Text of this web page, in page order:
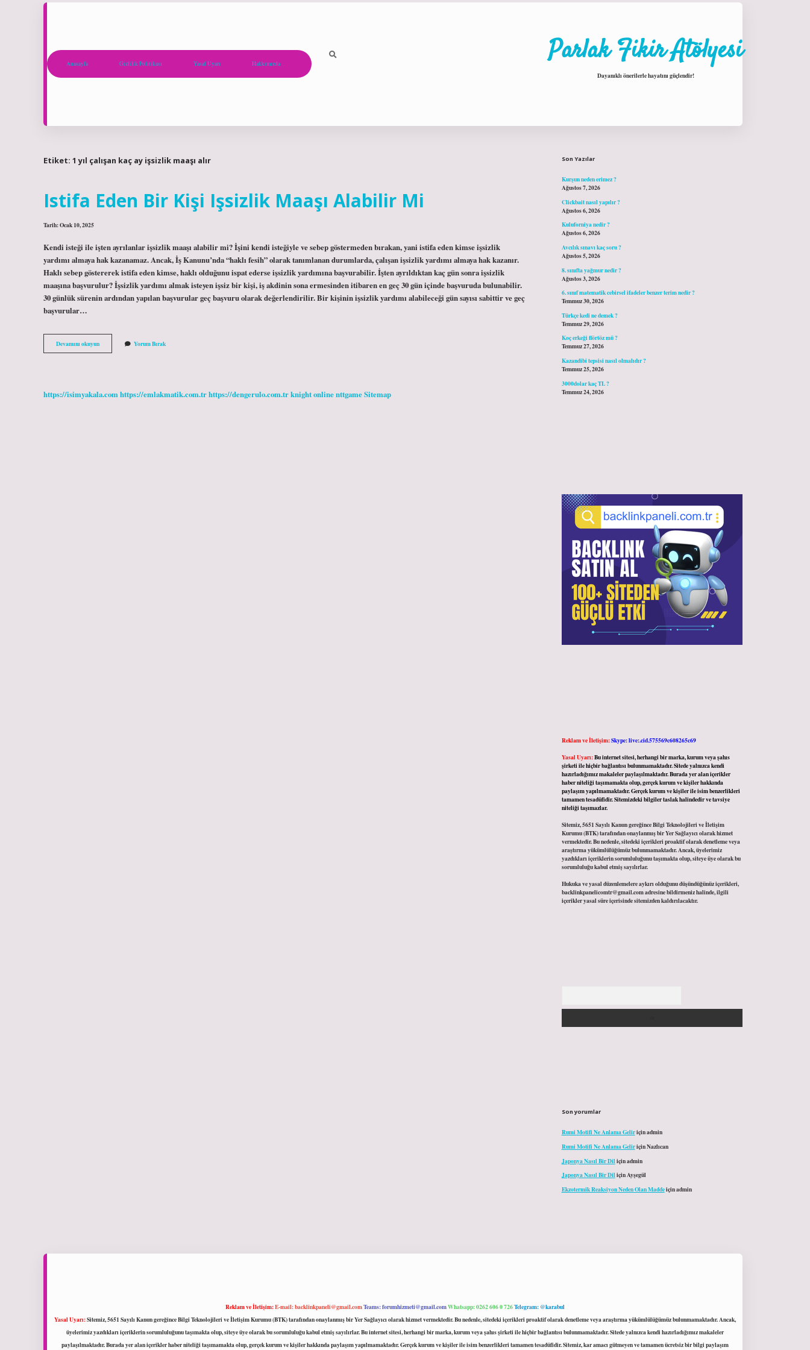
Anasayfa Gizlilik Politikası Yasal Uyarı Hakkımızda Parlak Fikir Atölyesi
Dayanıklı önerilerle hayatını güçlendir!
Etiket: 1 yıl çalışan kaç ay işsizlik maaşı alır
Istifa Eden Bir Kişi Işsizlik Maaşı Alabilir Mi
Tarih: Ocak 10, 2025
Kendi isteği ile işten ayrılanlar işsizlik maaşı alabilir mi? İşini kendi isteğiyle ve sebep göstermeden bırakan, yani istifa eden kimse işsizlik
yardımı almaya hak kazanamaz. Ancak, İş Kanunu’nda “haklı fesih” olarak tanımlanan durumlarda, çalışan işsizlik yardımı almaya hak kazanır.
Haklı sebep göstererek istifa eden kimse, haklı olduğunu ispat ederse işsizlik yardımına başvurabilir. İşten ayrıldıktan kaç gün sonra işsizlik
maaşına başvurulur? İşsizlik yardımı almak isteyen işsiz bir kişi, iş akdinin sona ermesinden itibaren en geç 30 gün içinde başvuruda bulunabilir.
30 günlük sürenin ardından yapılan başvurular geç başvuru olarak değerlendirilir. Bir kişinin işsizlik yardımı alabileceği gün sayısı sabittir ve geç
başvurular…
Devamını okuyunIstifa
Eden
Alabilir
Yorum Bırak
https://isimyakala.comhttps://emlakmatik.com.trhttps://dengerulo.com.trknight onlinenttgameSitemap
Son Yazılar
Kurşun neden erimez ?
Ağustos 7, 2026
Clickbait nasıl yapılır ?
Ağustos 6, 2026
Kuluforniya nedir ?
Ağustos 6, 2026
Avcılık sınavı kaç soru ?
Ağustos 5, 2026
8. sınıfta yağmur nedir ?
Ağustos 3, 2026
6. sınıf matematik cebirsel ifadeler benzer terim nedir ?
Temmuz 30, 2026
Türkçe kedi ne demek ?
Temmuz 29, 2026
Koç erkeği flörtöz mü ?
Temmuz 27, 2026
Kazandibi tepsisi nasıl olmalıdır ?
Temmuz 25, 2026
3000dolar kaç TL ?
Temmuz 24, 2026
Reklam ve İletişim:Skype: live:.cid.575569c608265c69
Yasal Uyarı:Bu internet sitesi, herhangi bir marka, kurum veya şahıs
şirketi ile hiçbir bağlantısı bulunmamaktadır. Sitede yalnızca kendi
hazırladığımız makaleler paylaşılmaktadır. Burada yer alan içerikler
haber niteliği taşımamakta olup, gerçek kurum ve kişiler hakkında
paylaşım yapılmamaktadır. Gerçek kurum ve kişiler ile isim benzerlikleri
tamamen tesadüfidir. Sitemizdeki bilgiler taslak halindedir ve tavsiye
niteliği taşımazlar.
Sitemiz, 5651 Sayılı Kanun gereğince Bilgi Teknolojileri ve İletişim
Kurumu (BTK) tarafından onaylanmış bir Yer Sağlayıcı olarak hizmet
vermektedir. Bu nedenle, sitedeki içerikleri proaktif olarak denetleme veya
araştırma yükümlülüğümüz bulunmamaktadır. Ancak, üyelerimiz
yazdıkları içeriklerin sorumluluğunu taşımakta olup, siteye üye olarak bu
sorumluluğu kabul etmiş sayılırlar.
Hukuka ve yasal düzenlemelere aykırı olduğunu düşündüğünüz içerikleri,
backlinkpanelicomtr@gmail.comadresine bildirmeniz halinde, ilgili
içerikler yasal süre içerisinde sitemizden kaldırılacaktır.
Son yorumlar
Rumi Motifi Ne Anlama Geliriçinadmin
Rumi Motifi Ne Anlama GeliriçinNazlıcan
Japonya Nasıl Bir Dil içinadmin
Japonya Nasıl Bir DiliçinAyşegül
Ekzotermik Reaksiyon Neden Olan Maddeiçinadmin
Reklam ve İletişim:E-mail:backlinkpaneli@gmail.comTeams:forumhizmeti@gmail.comWhatsapp: 0262 606 0 726Telegram: @karabul
Yasal Uyarı:Sitemiz, 5651 Sayılı Kanun gereğince Bilgi Teknolojileri ve İletişim Kurumu (BTK) tarafından onaylanmış bir Yer Sağlayıcı olarak hizmet vermektedir. Bu nedenle, sitedeki içerikleri proaktif olarak denetleme veya araştırma yükümlülüğümüz bulunmamaktadır. Ancak,
üyelerimiz yazdıkları içeriklerin sorumluluğunu taşımakta olup, siteye üye olarak bu sorumluluğu kabul etmiş sayılırlar. Bu internet sitesi, herhangi bir marka, kurum veya şahıs şirketi ile hiçbir bağlantısı bulunmamaktadır. Sitede yalnızca kendi hazırladığımız makaleler
paylaşılmaktadır. Burada yer alan içerikler haber niteliği taşımamakta olup, gerçek kurum ve kişiler hakkında paylaşım yapılmamaktadır. Gerçek kurum ve kişiler ile isim benzerlikleri tamamen tesadüfidir. Sitemiz, kar amacı gütmeyen ve tamamen ücretsiz bir bilgi paylaşım